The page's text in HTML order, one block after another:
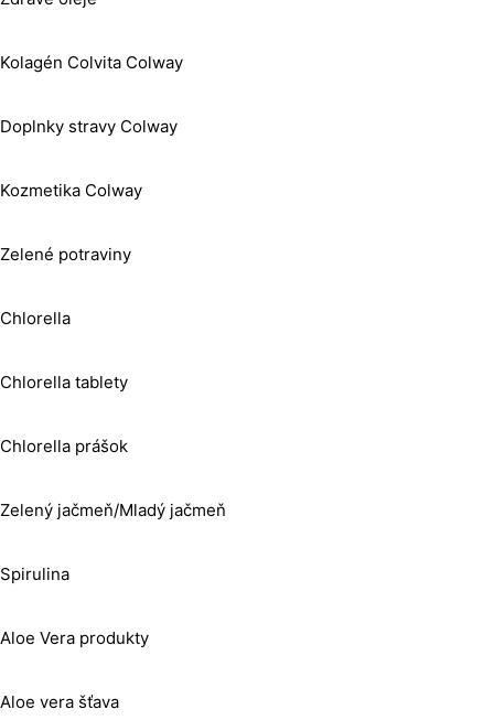
Kolagén Colvita Colway
Doplnky stravy Colway
Kozmetika Colway
Zelené potraviny
Chlorella
Chlorella tablety
Chlorella prášok
Zelený jačmeň/Mladý jačmeň
Spirulina
Aloe Vera produkty
Aloe vera šťava